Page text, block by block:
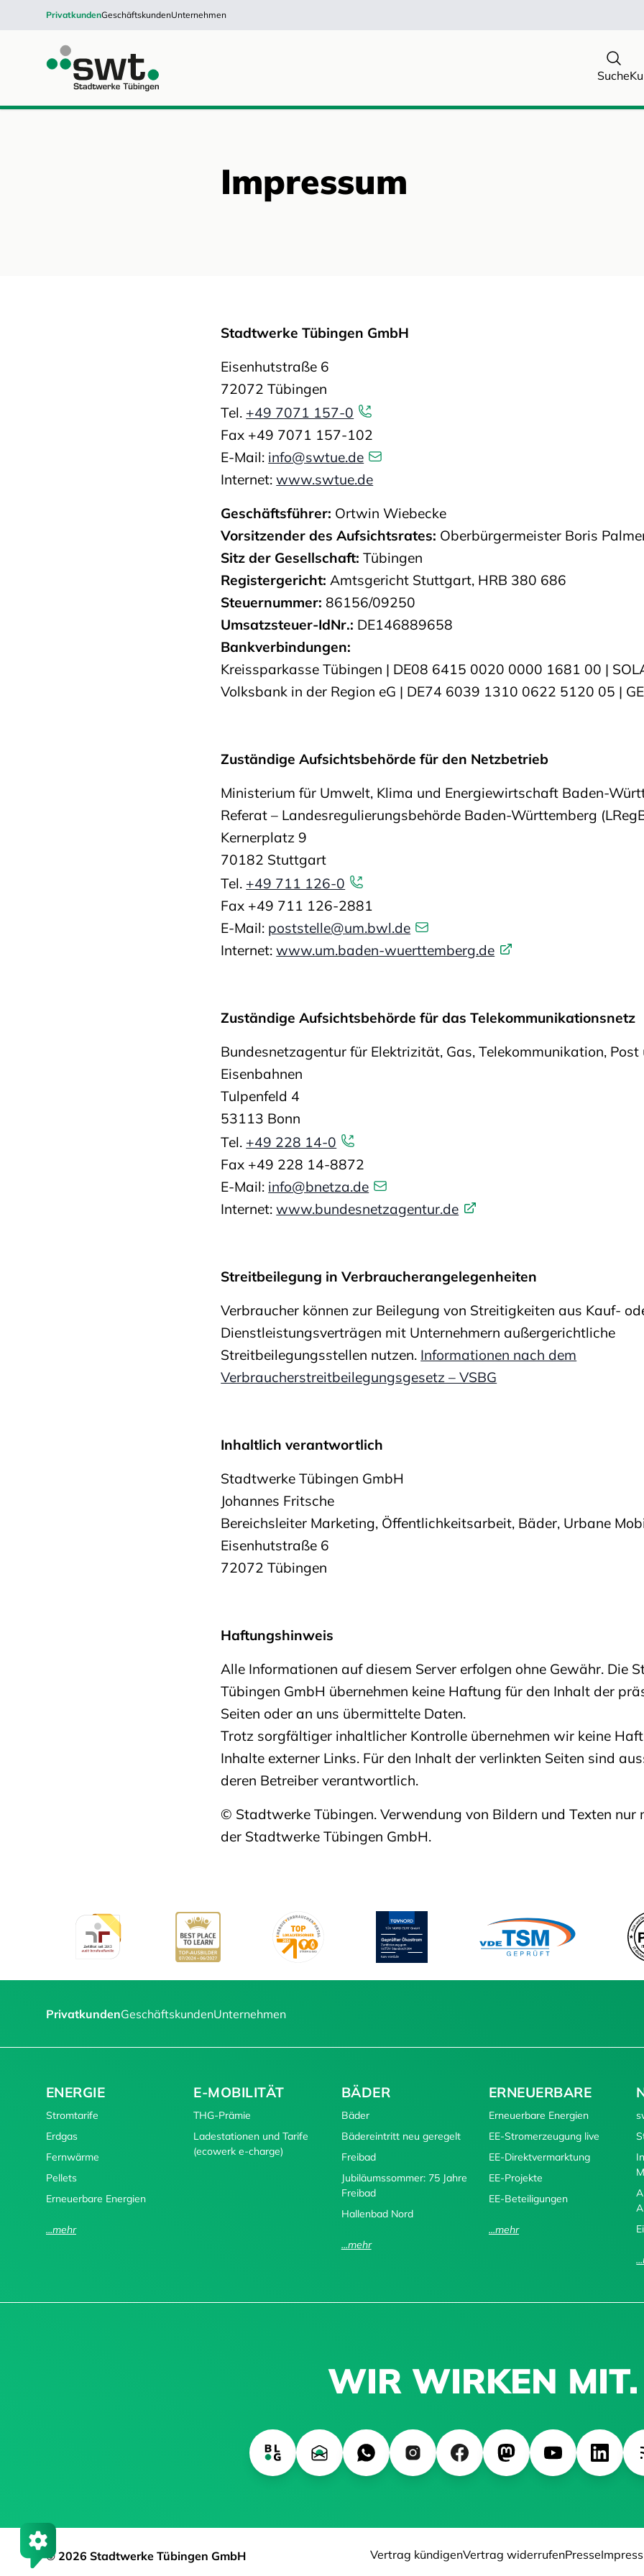
PrivatkundenGeschäftskundenUnternehmen
Suche
Impressum
Stadtwerke Tübingen GmbH
Eisenhutstraße 6
72072 Tübingen
Tel. +49 7071 157-0
Fax +49 7071 157-102
E-Mail: info@swtue.de
Internet:www.swtue.de
Geschäftsführer: Ortwin Wiebecke
Vorsitzender des Aufsichtsrates: Oberbürgermeister Boris
Sitz der Gesellschaft:Tübingen
Registergericht:Amtsgericht Stuttgart, HRB 380 686
Steuernummer: 86156/09250
Umsatzsteuer-IdNr.: DE146889658
Bankverbindungen:
Kreissparkasse Tübingen | DE08 6415 0020 0000 1681 00 |
Volksbank in der Region eG | DE74 6039 1310 0622 5120 05 |
Zuständige Aufsichtsbehörde für den Netzbetrieb
Ministerium für Umwelt, Klima und Energiewirtschaft Baden-
Referat – Landesregulierungsbehörde Baden-Württemberg
Kernerplatz 9
70182 Stuttgart
Tel. +49 711 126-0
Fax +49 711 126-2881
E-Mail: poststelle@um.bwl.de
Internet:www.um.baden-wuerttemberg.de
Zuständige Aufsichtsbehörde für das Telekommunikationsnetz
Bundesnetzagentur für Elektrizität, Gas, Telekommunikation, Post
Eisenbahnen
Tulpenfeld 4
53113 Bonn
Tel. +49 228 14-0
Fax +49 228 14-8872
E-Mail: info@bnetza.de
Internet:www.bundesnetzagentur.de
Streitbeilegung in Verbraucherangelegenheiten
Verbraucher können zur Beilegung von Streitigkeiten aus Kauf-
Dienstleistungsverträgen mit Unternehmern außergerichtliche
Streitbeilegungsstellen nutzen. Informationen nach dem
Verbraucherstreitbeilegungsgesetz – VSBG
Inhaltlich verantwortlich
Stadtwerke Tübingen GmbH
Johannes Fritsche
Bereichsleiter Marketing, Öffentlichkeitsarbeit, Bäder, Urbane
Eisenhutstraße 6
72072 Tübingen
Haftungshinweis
Alle Informationen auf diesem Server erfolgen ohne Gewähr. Die
Tübingen GmbH übernehmen keine Haftung für den Inhalt der
Seiten oder an uns übermittelte Daten.
Trotz sorgfältiger inhaltlicher Kontrolle übernehmen wir keine
Inhalte externer Links. Für den Inhalt der verlinkten Seiten sind
deren Betreiber verantwortlich.
© Stadtwerke Tübingen. Verwendung von Bildern und Texten nur
der Stadtwerke Tübingen GmbH.
PrivatkundenGeschäftskundenUnternehmen
ENERGIE
Stromtarife
Erdgas
Fernwärme
Pellets
Erneuerbare Energien
...mehr
E-MOBILITÄT
THG-Prämie
Ladestationen und Tarife
(ecowerk e-charge)
BÄDER
Bäder
Bädereintritt neu geregelt
Freibad
Jubiläumssommer: 75 Jahre
Freibad
Hallenbad Nord
...mehr
ERNEUERBARE
Erneuerbare Energien
EE-Stromerzeugung live
EE-Direktvermarktung
EE-Projekte
EE-Beteiligungen
...mehr
WIR WIRKEN MIT.
© 2026 Stadtwerke Tübingen GmbH Vertrag kündigenVertrag widerrufenPresse